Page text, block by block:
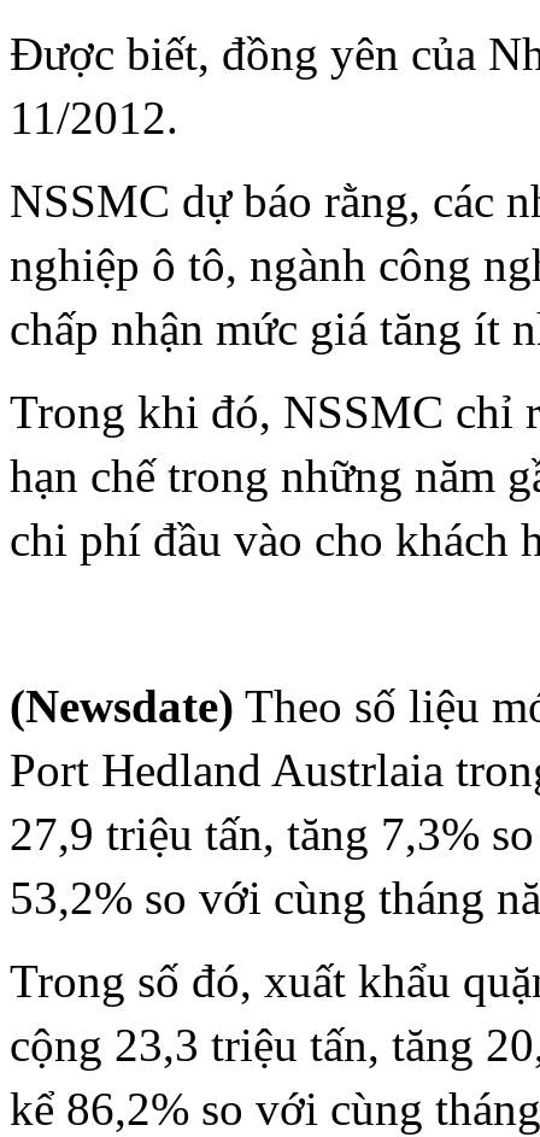
Được biết, đồng yên của
11/2012.
NSSMC dự báo rằng, các
nghiệp ô tô, ngành công
chấp nhận mức giá tăng ít
Trong khi đó, NSSMC chỉ
hạn chế trong những năm
chi phí đầu vào cho khách
(Newsdate) Theo số liệu
Port Hedland Austrlaia
27,9 triệu tấn, tăng 7,3%
53,2% so với cùng tháng
Trong số đó, xuất khẩu
cộng 23,3 triệu tấn, tăng
kể 86,2% so với cùng